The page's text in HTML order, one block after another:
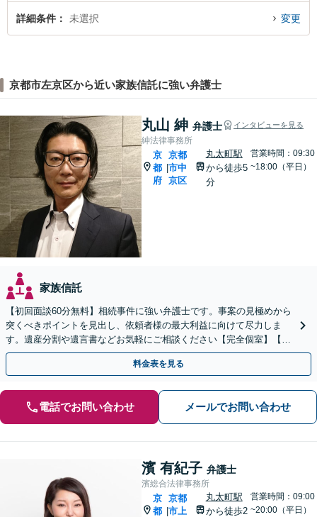
詳細条件 未選択 変更
京都市左京区から近い家族信託に強い弁護士
丸山 紳 弁護士 インタビューを見る
紳法律事務所
京
都
府
京都
市中
京区
丸太町駅
から徒歩5
分
営業時間：09:30
~18:00（平日）
家族信託
【初回面談60分無料】相続事件に強い弁護士です。事案の見極めから
突くべきポイントを見出し、依頼者様の最大利益に向けて尽力しま
す。遺産分割や遺言書などお気軽にご相談ください【完全個室】【丸
太町駅5分】
料金表を見る
電話でお問い合わせ メールでお問い合わせ
濱 有紀子 弁護士
濱総合法律事務所
京
都
京都
市上
丸太町駅
から徒歩2
営業時間：09:00
~20:00（平日）